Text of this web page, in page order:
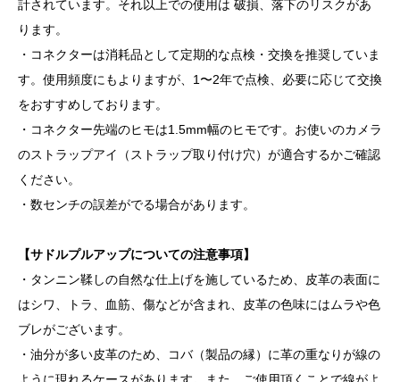
計されています。それ以上での使用は 破損、落下のリスクがあ
ります。
・コネクターは消耗品として定期的な点検・交換を推奨していま
す。使用頻度にもよりますが、1〜2年で点検、必要に応じて交換
をおすすめしております。
・コネクター先端のヒモは1.5mm幅のヒモです。お使いのカメラ
のストラップアイ（ストラップ取り付け穴）が適合するかご確認
ください。
・数センチの誤差がでる場合があります。
【サドルプルアップについての注意事項】
・タンニン鞣しの自然な仕上げを施しているため、皮革の表面に
はシワ、トラ、血筋、傷などが含まれ、皮革の色味にはムラや色
ブレがございます。
・油分が多い皮革のため、コバ（製品の縁）に革の重なりが線の